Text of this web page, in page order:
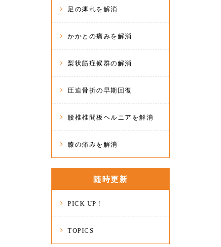
足の痺れを解消
かかとの痛みを解消
梨状筋症候群の解消
圧迫骨折の早期回復
腰椎椎間板ヘルニアを解消
膝の痛みを解消
随時更新
PICK UP！
TOPICS